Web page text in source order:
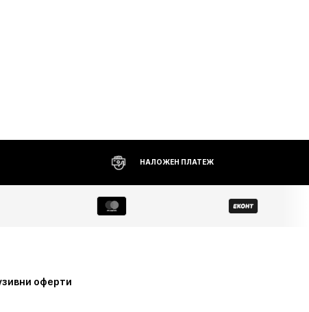
НАЛОЖЕН ПЛАТЕЖ
оферти